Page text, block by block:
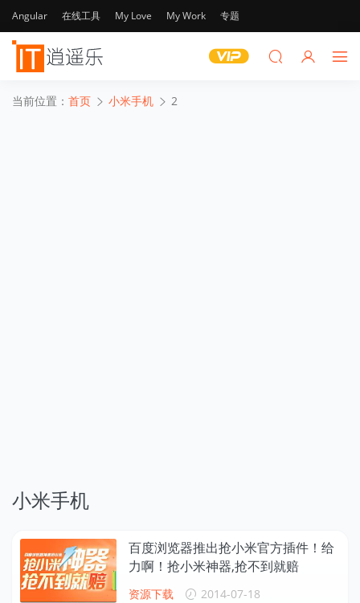
Angular 在线工具 My Love My Work 专题
当前位置： 首页 小米手机 2
小米手机
百度浏览器推出抢小米官方插件！给
力啊！抢小米神器,抢不到就赔
资源下载 2014-07-18